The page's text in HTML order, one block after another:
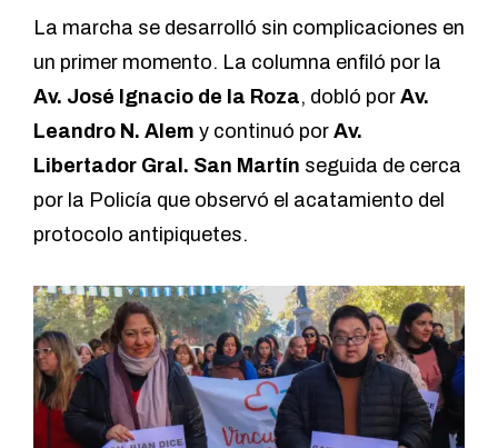
La marcha se desarrolló sin complicaciones en
un primer momento. La columna enfiló por la
Av. José Ignacio de la Roza, dobló por Av.
Leandro N. Alem y continuó por Av.
Libertador Gral. San Martín seguida de cerca
por la Policía que observó el acatamiento del
protocolo antipiquetes.